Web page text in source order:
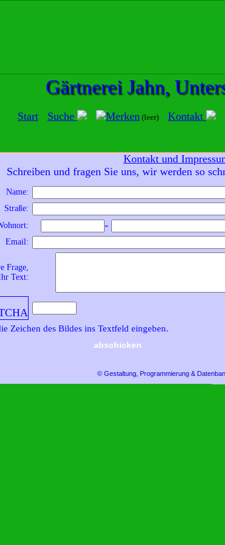
Start Suche Merken (leer) Kontakt
Gärtnerei Jahn,
sind für Sie da:
Mo - Fr: 8 - 18 Uhr
Sa: 8 - 13 Uhr
freuen uns auf
Besuch.
Kontakt und
Schreiben und fragen Sie uns, wir werden so
Name:
Straße:
-
Email:
Frage,
Text:
Zeichen des Bildes ins Textfeld eingeben.
abschicken
© Gestaltung, Programmierung &
Nutzung unserer Dienste erklären Sie sich mit
zur Datenschutzerklärung